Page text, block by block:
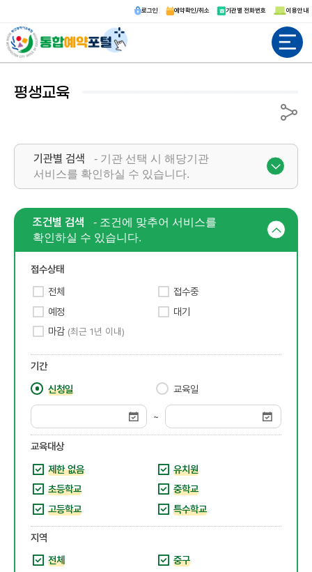
로그인 예약확인/취소 기관별 전화번호 이용안내
전체메뉴
평생교육
공유
기관별 검색
- 기관 선택 시 해당기관
서비스를 확인하실 수 있습니다.
조건별 검색
- 조건에 맞추어 서비스를
확인하실 수 있습니다.
접수상태
전체
접수중
예정
대기
마감 (최근 1년 이내)
기간
신청일
교육일
~
교육대상
제한 없음
유치원
초등학교
중학교
고등학교
특수학교
지역
전체
중구